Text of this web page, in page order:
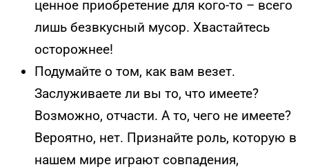
ценное приобретение для кого-то – всего
лишь безвкусный мусор. Хвастайтесь
осторожнее!
Подумайте о том, как вам везет.
Заслуживаете ли вы то, что имеете?
Возможно, отчасти. А то, чего не имеете?
Вероятно, нет. Признайте роль, которую в
нашем мире играют совпадения,